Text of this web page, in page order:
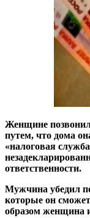
Женщине
путем, что дома
«налоговая
ответственности.
Мужчина убедил
которые он
образом женщина